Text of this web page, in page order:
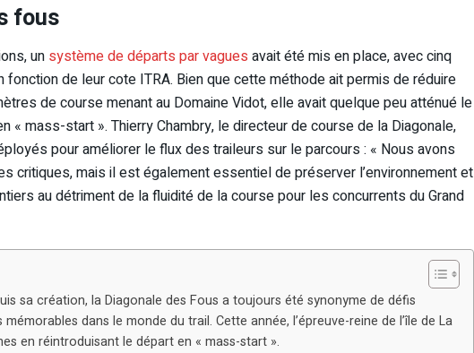
fous
un système de départs par vagues avait été mis en place, avec cinq
de leur cote ITRA. Bien que cette méthode ait permis de réduire
de course menant au Domaine Vidot, elle avait quelque peu atténué le
« mass-start ». Thierry Chambry, le directeur de course de la Diagonale,
pour améliorer le flux des traileurs sur le parcours : « Nous avons
critiques, mais il est également essentiel de préserver l’environnement et
au détriment de la fluidité de la course pour les concurrents du Grand
sa création, la Diagonale des Fous a toujours été synonyme de défis
dans le monde du trail. Cette année, l’épreuve-reine de l’île de La
en réintroduisant le départ en « mass-start ».